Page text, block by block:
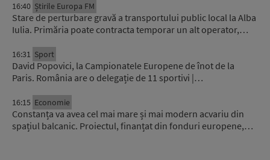
16:40 Știrile Europa FM
Stare de perturbare gravă a transportului public local la Alba
Iulia. Primăria poate contracta temporar un alt operator,…
16:31 Sport
David Popovici, la Campionatele Europene de înot de la
Paris. România are o delegație de 11 sportivi |…
16:15 Economie
Constanța va avea cel mai mare și mai modern acvariu din
spațiul balcanic. Proiectul, finanțat din fonduri europene,…